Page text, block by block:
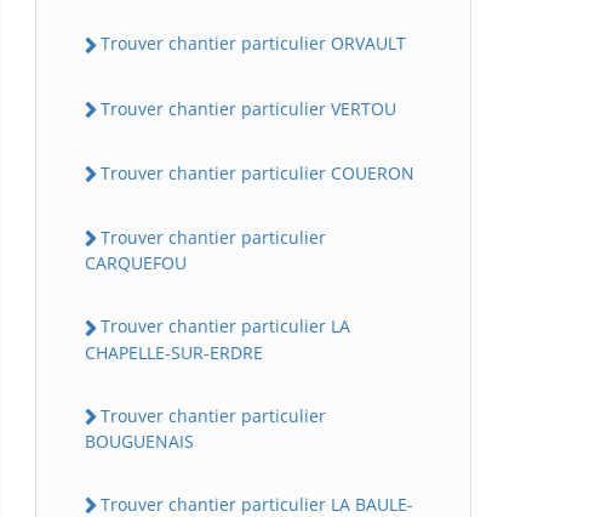
Trouver chantier particulier ORVAULT
Trouver chantier particulier VERTOU
Trouver chantier particulier COUERON
Trouver chantier particulier
CARQUEFOU
Trouver chantier particulier LA
CHAPELLE-SUR-ERDRE
Trouver chantier particulier
BOUGUENAIS
Trouver chantier particulier LA BAULE-